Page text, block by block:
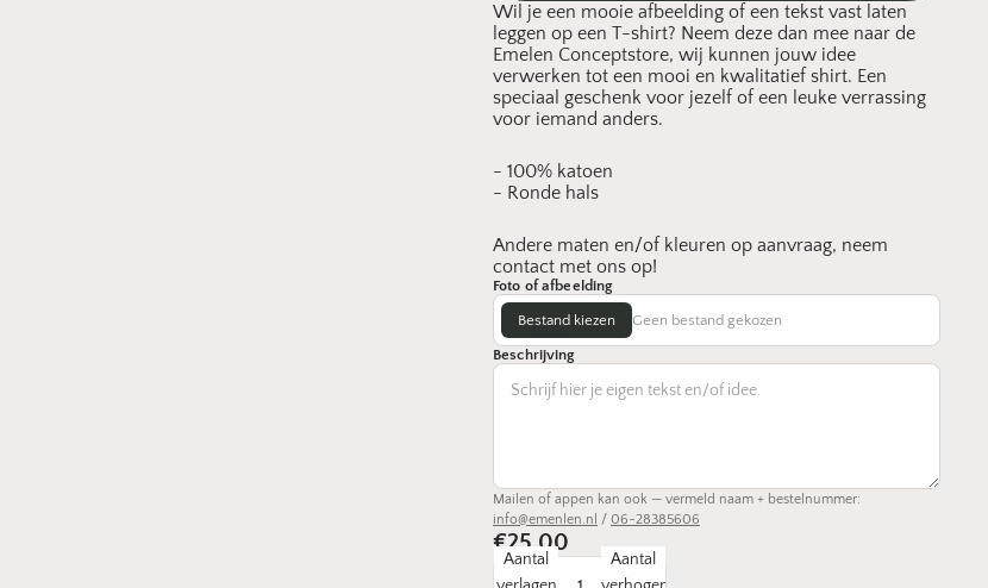
Wil je een mooie afbeelding of een tekst vast laten
leggen op een T-shirt? Neem deze dan mee naar de
Emelen Conceptstore, wij kunnen jouw idee
verwerken tot een mooi en kwalitatief shirt. Een
speciaal geschenk voor jezelf of een leuke verrassing
voor iemand anders.
- 100% katoen
- Ronde hals
Andere maten en/of kleuren op aanvraag, neem
contact met ons op!
Foto of afbeelding
Bestand kiezen Geen bestand gekozen
Beschrijving
Mailen of appen kan ook — vermeld naam + bestelnummer:
info@emenlen.nl / 06-28385606
€25,00
Aantal
Aantal